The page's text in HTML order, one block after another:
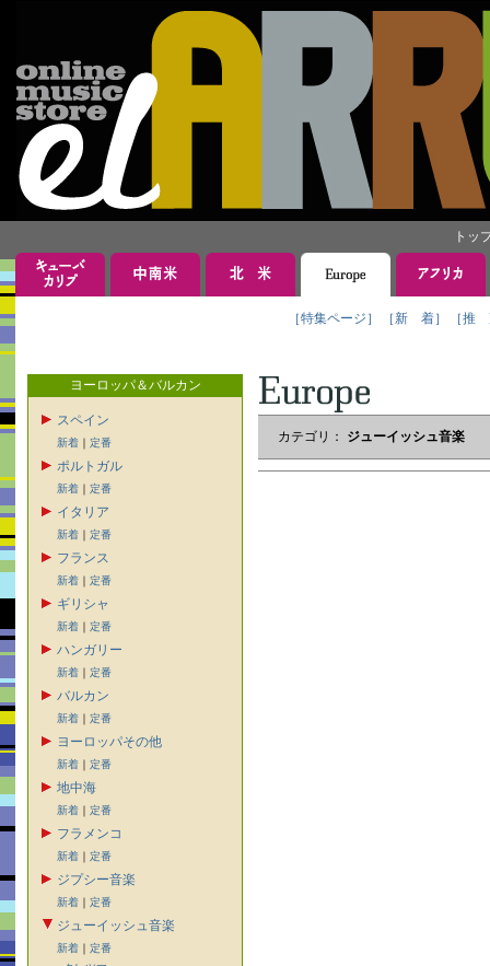
トッ
［特集ページ］ ［新 着］ ［推
ヨーロッパ＆バルカン
スペイン
新着 ｜ 定番
ポルトガル
新着 ｜ 定番
イタリア
新着 ｜ 定番
フランス
新着 ｜ 定番
ギリシャ
新着 ｜ 定番
ハンガリー
新着 ｜ 定番
バルカン
新着 ｜ 定番
ヨーロッパその他
新着 ｜ 定番
地中海
新着 ｜ 定番
フラメンコ
新着 ｜ 定番
ジプシー音楽
新着 ｜ 定番
ジューイッシュ音楽
新着 ｜ 定番
カテゴリ： ジューイッシュ音楽